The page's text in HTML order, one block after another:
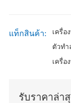
แท็กสินค้า:
เครื่อ
ตัวทำ
เครื่อ
รับราคาล่า